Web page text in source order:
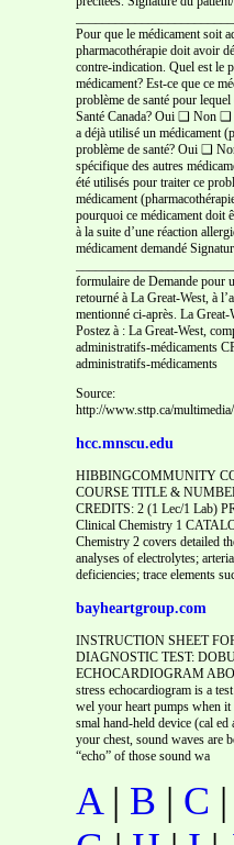
Pour que le médicament soit
pharmacothérapie doit avoir
contre-indication. Quel est le
médicament? Est-ce que ce
problème de santé pour
Santé Canada? Oui ❑ Non ❑
a déjà utilisé un médicament
problème de santé? Oui ❑
spécifique des autres
été utilisés pour traiter ce
médicament
pourquoi ce médicament doit
à la suite d’une réaction
médicament demandé
formulaire de Demande pour
retourné à La Great-West, à
mentionné ci-après. La Great-
Postez à : La Great-West,
administratifs-médicaments
administratifs-médicaments
Source:
http://www.sttp.ca/
hcc.mnscu.edu
HIBBINGCOMMUNITY
COURSE TITLE &
CREDITS: 2 (1 Lec/1 Lab)
Clinical Chemistry 1
Chemistry 2 covers detailed
analyses of electrolytes;
deficiencies; trace elements
bayheartgroup.com
INSTRUCTION SHEET
DIAGNOSTIC TEST:
ECHOCARDIOGRAM
stress echocardiogram is a
wel your heart pumps when
smal hand-held device (cal
your chest, sound waves are
“echo” of those sound wa
A| B | C |